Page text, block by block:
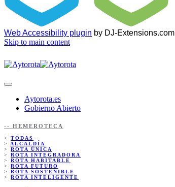
Web Accessibility plugin by DJ-Extensions.com
Skip to main content
Aytorota.es
Gobierno Abierto
-- HEMEROTECA
> TODAS
> ALCALDÍA
> ROTA ÚNICA
> ROTA INTEGRADORA
> ROTA HABITABLE
> ROTA FUTURO
> ROTA SOSTENIBLE
> ROTA INTELIGENTE